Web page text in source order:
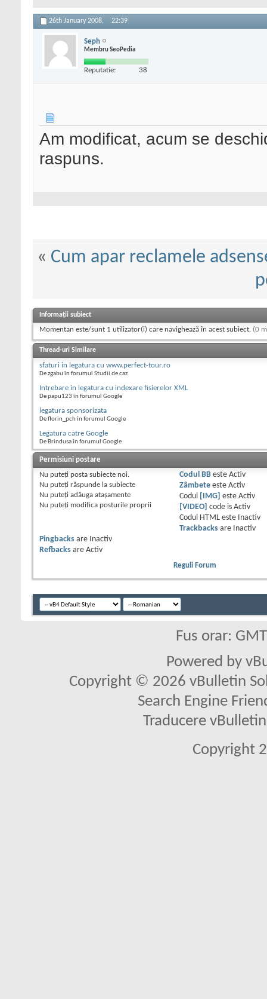
26th January 2008, 22:39
Seph
Membru SeoPedia
Reputatie: 38
Am modificat, acum se
raspuns.
« Cum apar reclamele
Informații subiect
Momentan este/sunt 1 utilizator(i) care navighează în acest subiect. (0
Thread-uri Similare
sfaturi in legatura cu www.perfect-tour.ro
De zgabu în forumul Studii de caz
Intrebare in legatura cu indexare fisierelor XML
De papu123 în forumul Google
legatura sponsorizata
De florin_pch în forumul Google
Legatura catre Google
De Brindusa în forumul Google
Permisiuni postare
Nu puteţi posta subiecte noi.
Nu puteţi răspunde la subiecte
Nu puteţi adăuga ataşamente
Nu puteţi modifica posturile proprii
Codul BBeste Activ
Zâmbeteeste Activ
Codul
[IMG] este Activ
[VIDEO]
code is Activ
Codul HTML este
Inactiv
Trackbacksare
Inactiv
Pingbacks are
Inactiv
Refbacks are Activ
Reguli Forum
Fus orar:
Powered by
Copyright © 2026 vBulletin
Search Engine
Traducere
Copyright